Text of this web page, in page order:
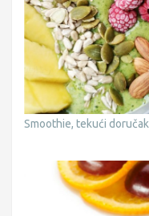
Smoothie, tekući doručak